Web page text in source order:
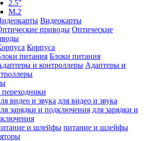
2.5"
M.2
Видеокарты
Оптические
Корпуса
Блоки питания
Адаптеры и
для видео и звука
для зарядки и
питание и шлейфы